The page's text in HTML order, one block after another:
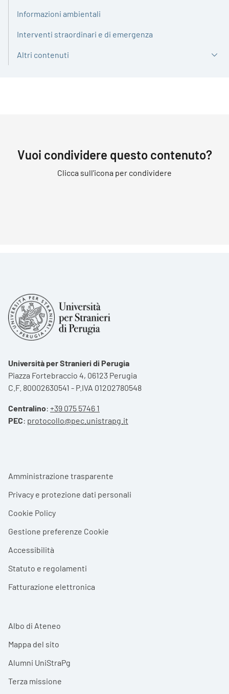
Informazioni ambientali
Interventi straordinari e di emergenza
Altri contenuti
Vuoi condividere questo contenuto?
Clicca sull'icona per condividere
Università per Stranieri di Perugia
Piazza Fortebraccio 4, 06123 Perugia
C.F. 80002630541 - P.IVA 01202780548
Centralino: +39 075 5746 1
PEC: protocollo@pec.unistrapg.it
Footer menu
Amministrazione trasparente
Privacy e protezione dati personali
Cookie Policy
Gestione preferenze Cookie
Accessibilità
Statuto e regolamenti
Fatturazione elettronica
Albo di Ateneo
Mappa del sito
Alumni UniStraPg
Terza missione